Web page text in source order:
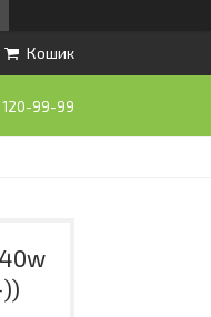
Кошик
99-99